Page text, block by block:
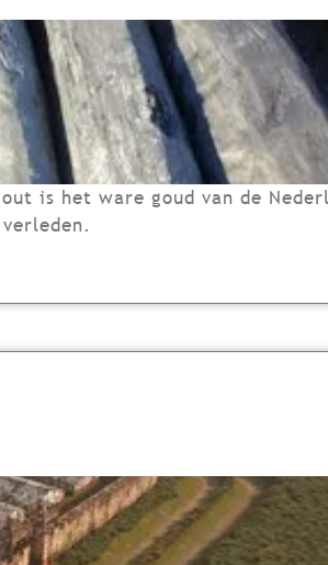
is het ware goud van de